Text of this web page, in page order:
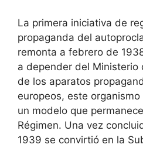
La primera iniciativa de
propaganda del
remonta a febrero de
a depender del Ministerio
de los aparatos
europeos, este
un modelo que
Régimen. Una vez
1939 se convirtió en la